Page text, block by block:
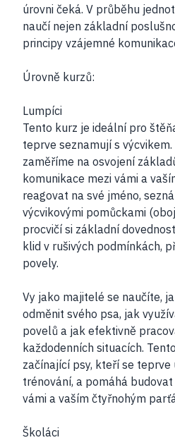
úrovni čeká. V průběhu
naučí nejen základní
principy vzájemné
Úrovně kurzů:
Lumpíci
Tento kurz je ideální pro
teprve seznamují s
zaměříme na osvojení
komunikace mezi vámi a
reagovat na své jméno,
výcvikovými pomůckami
procvičí si základní
klid v rušivých podmínkách,
povely.
Vy jako majitelé se naučíte,
odměnit svého psa, jak
povelů a jak efektivně
každodenních situacích.
začínající psy, kteří se teprve
trénování, a pomáhá
vámi a vaším čtyřnohým
Školáci